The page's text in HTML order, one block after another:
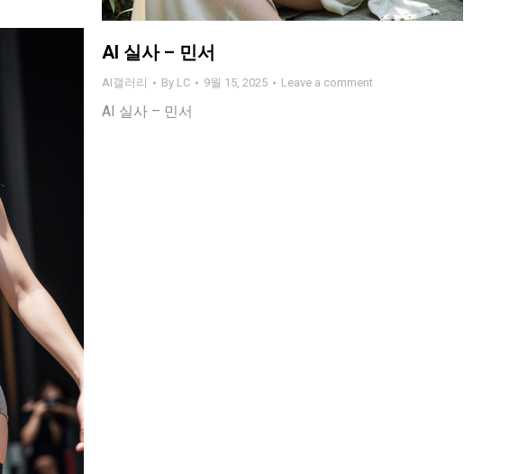
AI 실사 – 민서
AI갤러리 By LC 9월 15, 2025 Leave a comment
AI 실사 – 민서